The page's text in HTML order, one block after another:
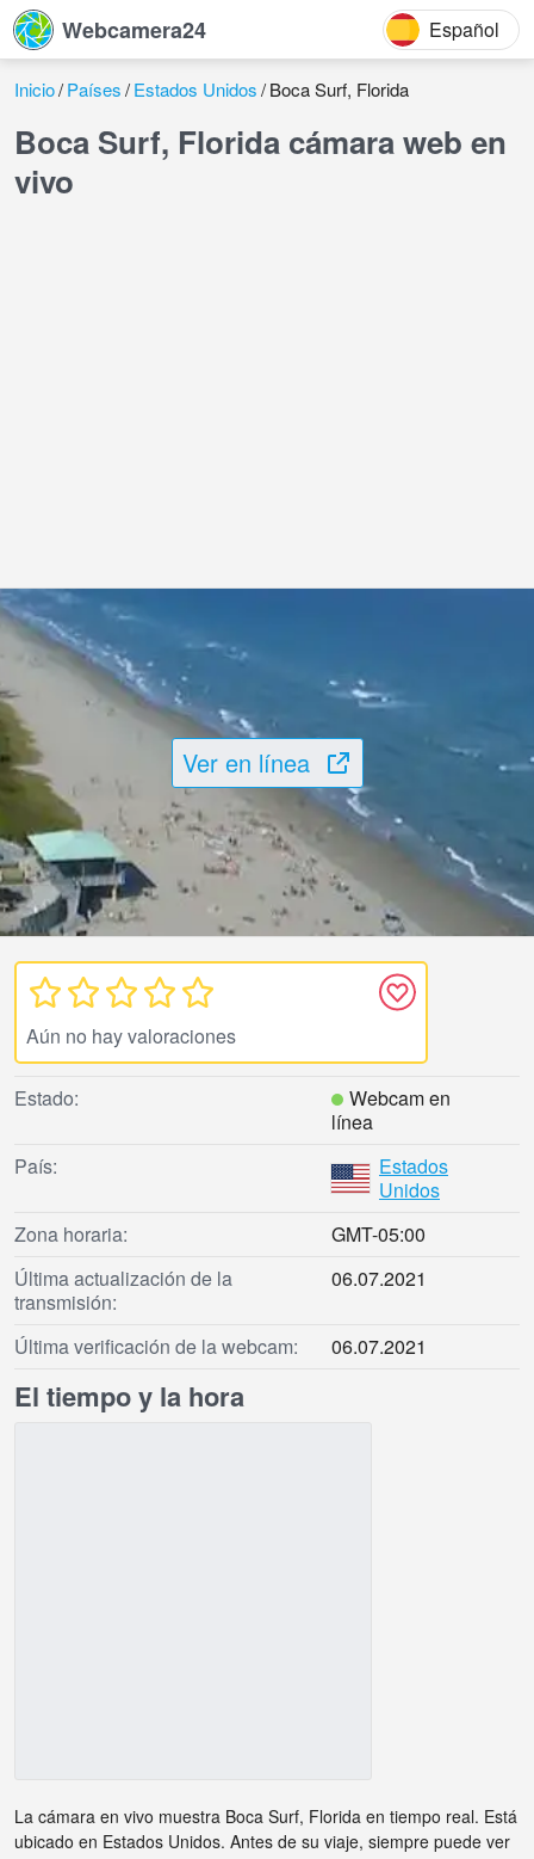
Webcamera24 Español
Inicio Países Estados Unidos Boca Surf, Florida
Boca Surf, Florida cámara web en
vivo
Ver en línea
Aún no hay valoraciones
Estado:
Webcam en
línea
País:
Estados
Unidos
Zona horaria:
GMT-05:00
Última actualización de la
transmisión:
06.07.2021
Última verificación de la webcam: 06.07.2021
El tiempo y la hora
La cámara en vivo muestra Boca Surf, Florida en tiempo real. Está
ubicado en Estados Unidos. Antes de su viaje, siempre puede ver